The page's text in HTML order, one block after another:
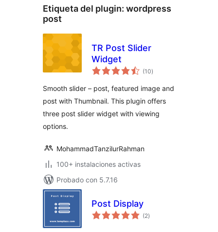
Etiqueta del plugin: wordpress
post
TR Post Slider
Widget
(10total
de
)
Smooth slider – post, featured image and
post with Thumbnail. This plugin offers
three post slider widget with viewing
options.
MohammadTanzilurRahman
100+ instalaciones activas
Probado con 5.7.16
Post Display
(2total
de
)